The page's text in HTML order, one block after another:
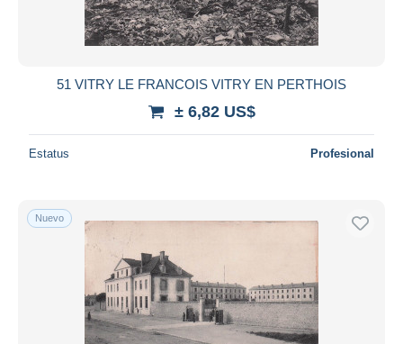
51 VITRY LE FRANCOIS VITRY EN PERTHOIS
± 6,82 US$
Estatus Profesional
Nuevo